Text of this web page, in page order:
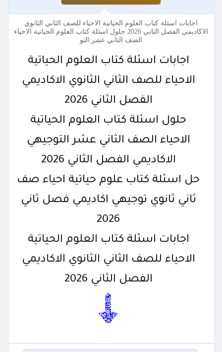
اجابات اسئلة كتاب العلوم الحياتية الاحياء للصف الثاني الثانوي
الاكاديمي الفصل الثاني 2026 حلول اسئلة كتاب العلوم الحياتية الاحياء
الصف الثاني عشر التو
اجابات اسئلة كتاب العلوم الحياتية
الاحياء للصف الثاني الثانوي الاكاديمي
الفصل الثاني 2026
حلول اسئلة كتاب العلوم الحياتية
الاحياء الصف الثاني عشر التوجيهي
الاكاديمي الفصل الثاني 2026
حل اسئلة كتاب علوم حياتية احياء صف
ثاني ثانوي توجيهي اكاديمي فصل ثاني
2026
اجابات اسئلة كتاب العلوم الحياتية
الاحياء للصف الثاني الثانوي الاكاديمي
الفصل الثاني 2026